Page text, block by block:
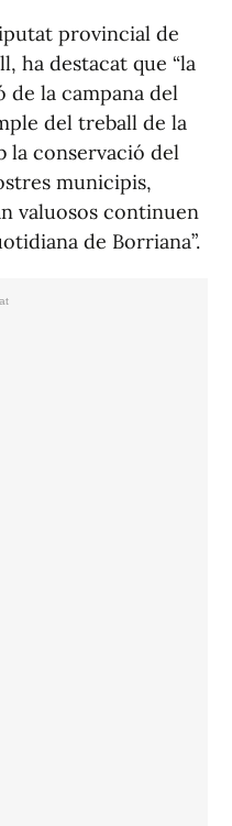
provincial de
ha destacat que “la
de la campana del
del treball de la
la conservació del
municipis,
valuosos continuen
de Borriana”.